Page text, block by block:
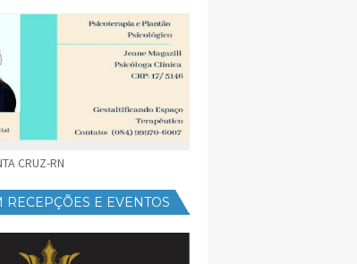
CRUZ-RN
E EVENTOS